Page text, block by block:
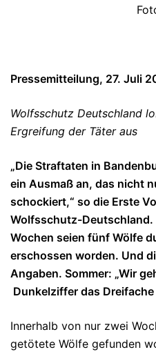
Pressemitteilung, 27. Juli
Wolfsschutz Deutschland
Ergreifung der Täter aus
„Die Straftaten in
ein Ausmaß an, das nicht
schockiert,“ so die Erste
Wolfsschutz-Deutschland.
Wochen seien fünf Wölfe
erschossen worden. Und
Angaben. Sommer: „Wir
Dunkelziffer das
Innerhalb von nur zwei
getötete Wölfe gefunden